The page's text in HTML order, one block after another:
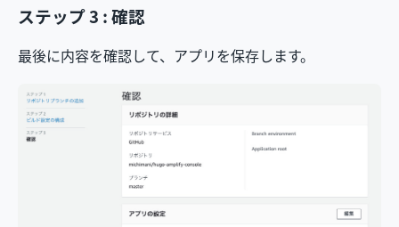
ステップ 3 : 確認
最後に内容を確認して、アプリを保存します。